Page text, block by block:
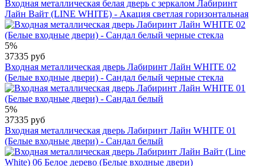
Входная металлическая белая дверь с зеркалом Лабиринт
Лайн Вайт (LINE WHITE) - Акация светлая горизонтальная
5%
37335 руб
Входная металлическая дверь Лабиринт Лайн WHITE 02
(Белые входные двери) - Сандал белый черные стекла
5%
37335 руб
Входная металлическая дверь Лабиринт Лайн WHITE 01
(Белые входные двери) - Cандал белый